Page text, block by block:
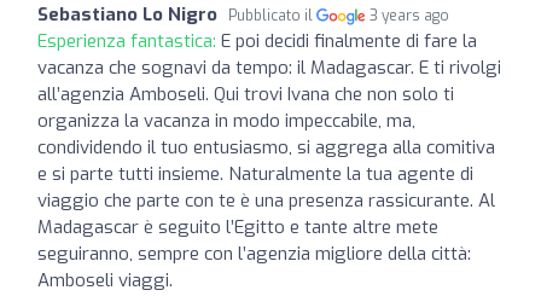
Sebastiano Lo Nigro Pubblicato il 3 years ago
Esperienza fantastica: E poi decidi finalmente di fare la
vacanza che sognavi da tempo: il Madagascar. E ti rivolgi
all’agenzia Amboseli. Qui trovi Ivana che non solo ti
organizza la vacanza in modo impeccabile, ma,
condividendo il tuo entusiasmo, si aggrega alla comitiva
e si parte tutti insieme. Naturalmente la tua agente di
viaggio che parte con te è una presenza rassicurante. Al
Madagascar è seguito l’Egitto e tante altre mete
seguiranno, sempre con l’agenzia migliore della città:
Amboseli viaggi.